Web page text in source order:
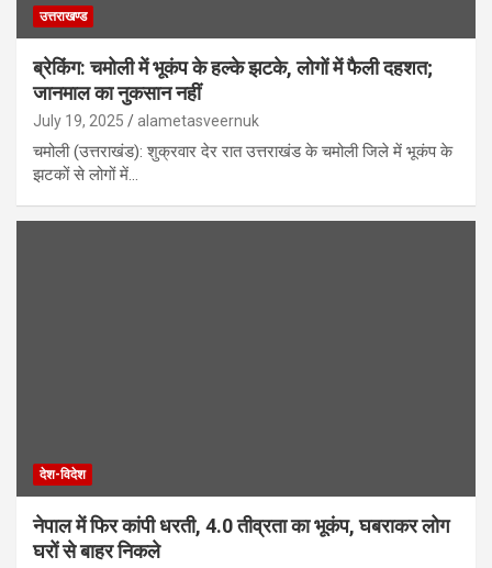
उत्तराखण्ड
ब्रेकिंग: चमोली में भूकंप के हल्के झटके, लोगों में फैली दहशत;
जानमाल का नुकसान नहीं
July 19, 2025 alametasveernuk
चमोली (उत्तराखंड): शुक्रवार देर रात उत्तराखंड के चमोली जिले में भूकंप के
झटकों से लोगों में…
देश-विदेश
नेपाल में फिर कांपी धरती, 4.0 तीव्रता का भूकंप, घबराकर लोग
घरों से बाहर निकले